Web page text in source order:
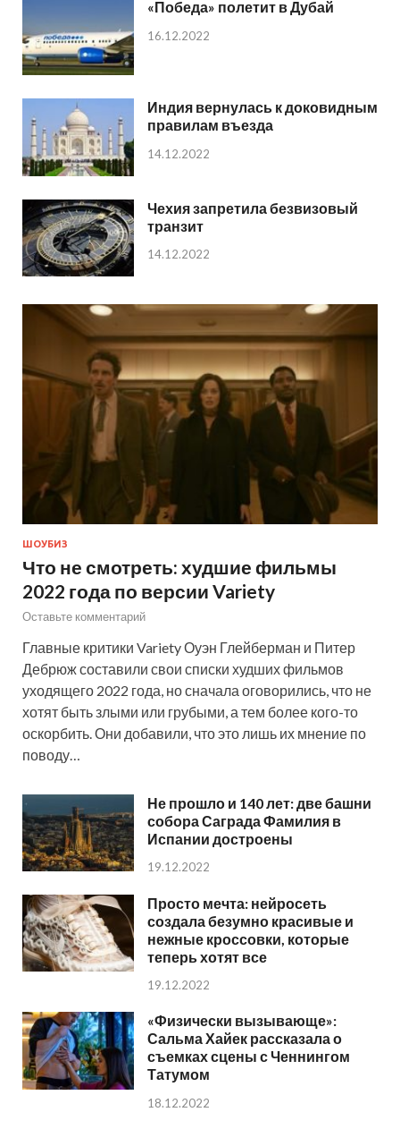
«Победа» полетит в Дубай
16.12.2022
Индия вернулась к доковидным
правилам въезда
14.12.2022
Чехия запретила безвизовый
транзит
14.12.2022
ШОУБИЗ
Что не смотреть: худшие фильмы
2022 года по версии Variety
Оставьте комментарий
Главные критики Variety Оуэн Глейберман и Питер
Дебрюж составили свои списки худших фильмов
уходящего 2022 года, но сначала оговорились, что не
хотят быть злыми или грубыми, а тем более кого-то
оскорбить. Они добавили, что это лишь их мнение по
поводу…
Не прошло и 140 лет: две башни
собора Саграда Фамилия в
Испании достроены
19.12.2022
Просто мечта: нейросеть
создала безумно красивые и
нежные кроссовки, которые
теперь хотят все
19.12.2022
«Физически вызывающе»:
Сальма Хайек рассказала о
съемках сцены с Ченнингом
Татумом
18.12.2022